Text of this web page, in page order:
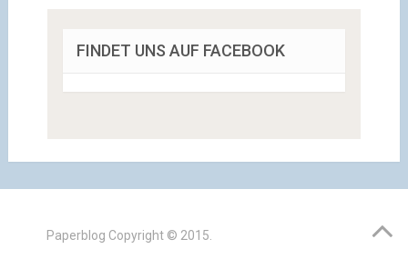
FINDET UNS AUF FACEBOOK
Paperblog Copyright © 2015.